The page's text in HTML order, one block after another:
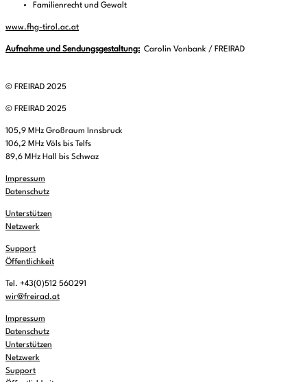
Familienrecht und Gewalt
www.fhg-tirol.ac.at
Aufnahme und Sendungsgestaltung: Carolin Vonbank / FREIRAD
© FREIRAD 2025
© FREIRAD 2025
105,9 MHz Großraum Innsbruck
106,2 MHz Völs bis Telfs
89,6 MHz Hall bis Schwaz
Impressum
Datenschutz
Unterstützen
Netzwerk
Support
Öffentlichkeit
Tel. +43(0)512 560291
wir@freirad.at
Impressum
Datenschutz
Unterstützen
Netzwerk
Support